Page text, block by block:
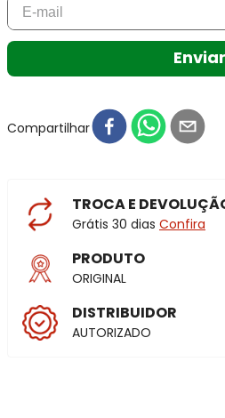
Enviar
Compartilhar
TROCA E
Grátis 30 dias Confira
PRODUTO
ORIGINAL
DISTRIBUIDOR
AUTORIZADO